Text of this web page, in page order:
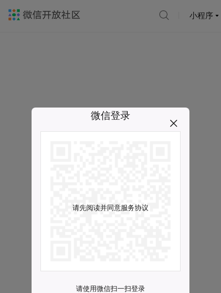
小程序
微信登录
请先阅读并同意服务协议
请使用微信扫一扫登录